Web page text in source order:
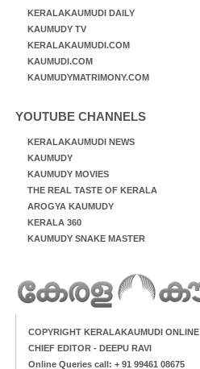
KERALAKAUMUDI DAILY
KAUMUDY TV
KERALAKAUMUDI.COM
KAUMUDI.COM
KAUMUDYMATRIMONY.COM
YOUTUBE CHANNELS
KERALAKAUMUDI NEWS
KAUMUDY
KAUMUDY MOVIES
THE REAL TASTE OF KERALA
AROGYA KAUMUDY
KERALA 360
KAUMUDY SNAKE MASTER
COPYRIGHT KERALAKAUMUDI ONLINE
CHIEF EDITOR - DEEPU RAVI
Online Queries call: + 91 99461 08675